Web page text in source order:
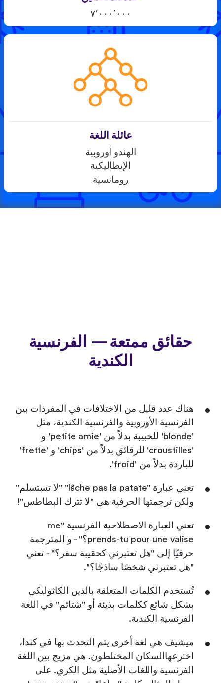
٧٬٠٠٠٬٠٠٠
عائلة اللغة
الهندو أوروبية
الإيطاليكية
رومانسية
حقائق ممتعة — الفرنسية
الكندية
هناك عدد قليل من الاختلافات في المفردات بين
الفرنسية الأوروبية والفرنسية الكندية، مثل
'blonde' للحبيبة بدلاً من 'petite amie' و
'croustilles' للرقائق بدلاً من 'chips' و 'frette'
للباردة بدلاً من 'froid'.
تعني عبارة "lâche pas la patate" "لا تستسلم"
ولكن ترجمتها الحرفية هي "لا تترك البطاطس"!
تعني العبارة الاصطلاحية الفرنسية "me
prends-tu pour une valise؟" - و المترجمة
حرفيّا إلى "هل تعتبرني كحقيبة سفر؟" - تعني
"هل تعتبرني شخصًا ساذجًا؟".
تُستخدم الكلمات المتعلقة بالدين الكاثوليكي
بشكل شائع ككلمات بذيئة أو "شتائم" في اللغة
الفرنسية الكندية.
ميشيف هي لغة أخرى يتم التحدث بها في كندا،
اخترعهاالسكان المختلطون. هي مزيج بين اللغة
الفرنسية واللغات الأصلية مثل الكري. على